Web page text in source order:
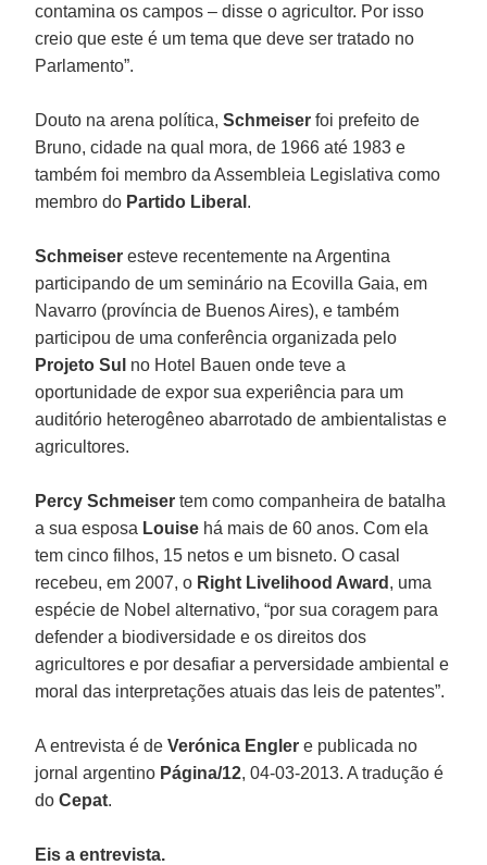
contamina os campos – disse o agricultor. Por isso
creio que este é um tema que deve ser tratado no
Parlamento”.
Douto na arena política,Schmeiserfoi prefeito de
Bruno, cidade na qual mora, de 1966 até 1983 e
também foi membro da Assembleia Legislativa como
membro do Partido Liberal .
Schmeiseresteve recentemente na Argentina
participando de um seminário na Ecovilla Gaia, em
Navarro (província de Buenos Aires), e também
participou de uma conferência organizada pelo
Projeto Sul no Hotel Bauen onde teve a
oportunidade de expor sua experiência para um
auditório heterogêneo abarrotado de ambientalistas e
agricultores.
Percy Schmeiser tem como companheira de batalha
a sua esposa Louise há mais de 60 anos. Com ela
tem cinco filhos, 15 netos e um bisneto. O casal
recebeu, em 2007, o Right Livelihood Award , uma
espécie de Nobel alternativo, “por sua coragem para
defender a biodiversidade e os direitos dos
agricultores e por desafiar a perversidade ambiental e
moral das interpretações atuais das leis de patentes”.
A entrevista é deVerónica Engler e publicada no
jornal argentino Página/12, 04-03-2013. A tradução é
doCepat.
Eis a entrevista.